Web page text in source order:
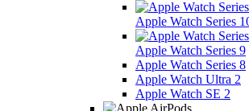
Apple Watch Series
Apple Watch Series 9
Apple Watch Series 8
Apple Watch Ultra 2
Apple Watch SE 2